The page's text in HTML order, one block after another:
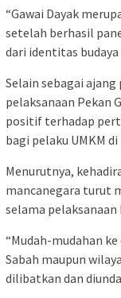
“Gawai Dayak
setelah berhasil
dari identitas
Selain sebagai
pelaksanaan Pekan
positif terhadap
bagi pelaku UMKM
Menurutnya,
mancanegara turut
selama
“Mudah-mudahan
Sabah maupun
dilibatkan dan